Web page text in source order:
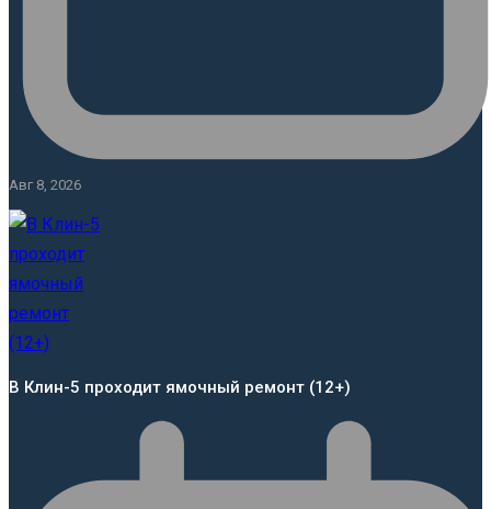
Авг 8, 2026
В Клин-5 проходит ямочный ремонт (12+)